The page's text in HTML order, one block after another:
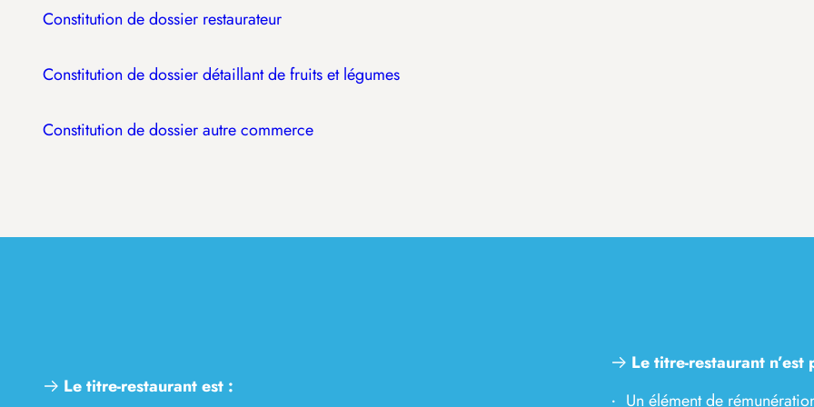
Constitution de dossier restaurateur
Constitution de dossier détaillant de fruits et légumes
Constitution de dossier autre commerce
Le titre-restaurant est :
Le titre-restaurant n’est
Un élément de